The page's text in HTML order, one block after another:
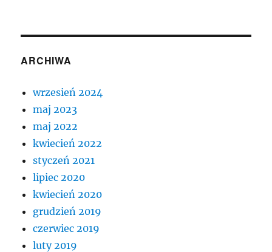
ARCHIWA
wrzesień 2024
maj 2023
maj 2022
kwiecień 2022
styczeń 2021
lipiec 2020
kwiecień 2020
grudzień 2019
czerwiec 2019
luty 2019